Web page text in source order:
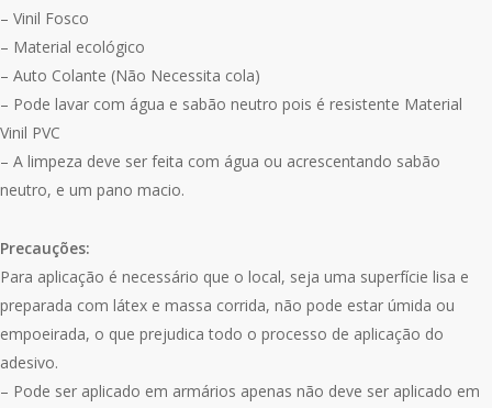
– Vinil Fosco
– Material ecológico
– Auto Colante (Não Necessita cola)
– Pode lavar com água e sabão neutro pois é resistente Material
Vinil PVC
– A limpeza deve ser feita com água ou acrescentando sabão
neutro, e um pano macio.
Precauções:
Para aplicação é necessário que o local, seja uma superfície lisa e
preparada com látex e massa corrida, não pode estar úmida ou
empoeirada, o que prejudica todo o processo de aplicação do
adesivo.
– Pode ser aplicado em armários apenas não deve ser aplicado em